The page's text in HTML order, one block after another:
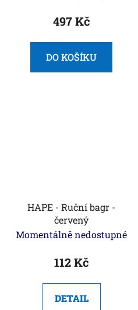
497 Kč
DO KOŠÍKU
HAPE - Ruční bagr -
červený
Momentálně nedostupné
112 Kč
DETAIL